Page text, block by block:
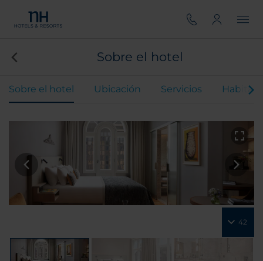
Sobre el hotel
Sobre el hotel Ubicación Servicios
42